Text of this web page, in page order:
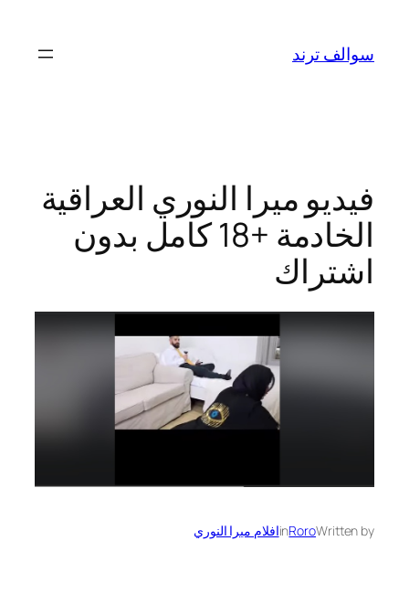
المحتوى
سوالف ترند
فيديو ميرا النوري العراقية
الخادمة +18 كامل بدون
اشتراك
Written by
Roro
inافلام ميرا النوري